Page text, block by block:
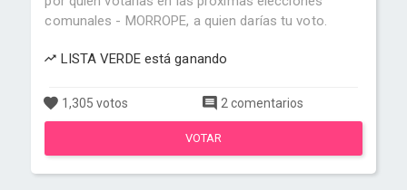
comunales - MORROPE, a quien darías tu voto.
LISTA VERDE está ganando
1,305 votos 2 comentarios
VOTAR